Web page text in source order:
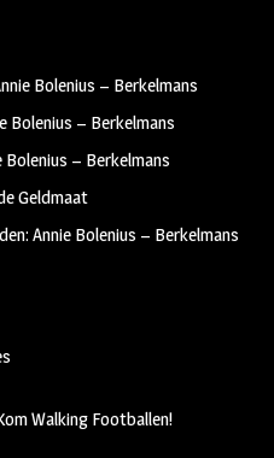
Bolenius – Berkelmans
Bolenius – Berkelmans
Bolenius – Berkelmans
Geldmaat
Annie Bolenius – Berkelmans
Walking Footballen!